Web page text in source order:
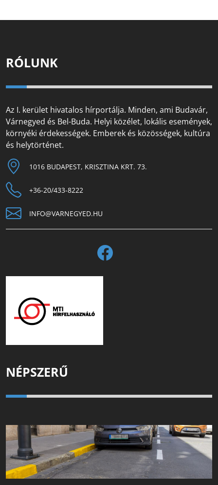
RÓLUNK
Az I. kerület hivatalos hírportálja. Minden, ami Budavár,
Várnegyed és Bel-Buda. Helyi közélet, lokális események,
környéki érdekességek. Emberek és közösségek, kultúra
és helytörténet.
1016 BUDAPEST, KRISZTINA KRT. 73.
+36-20/433-8222
INFO@VARNEGYED.HU
NÉPSZERŰ